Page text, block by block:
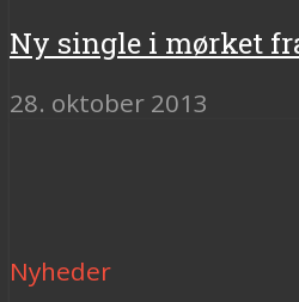
Ny single i mørket
28. oktober 2013
Nyheder